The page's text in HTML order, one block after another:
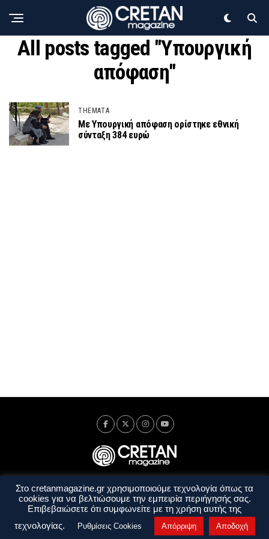
All posts tagged "Υπουργική
απόφαση"
THEMATA
Με Υπουργική απόφαση ορίστηκε εθνική
σύνταξη 384 ευρώ
Ταυτότητα Πολιτική Απορρήτου
Όροι Χρήσης
Όροι και Προϋποθέσεις
Στο cretanmagazine.gr χρησιμοποιούμε τεχνολογία όπως τα
cookies για να βελτιώσουμε την εμπειρία περιήγησής σας.
Επιβεβαιώσετε ότι συμφωνείτε με τη χρήση αυτής της
τεχνολογίας.
Ρυθμίσεις Cookies Απόρριψη Αποδοχή